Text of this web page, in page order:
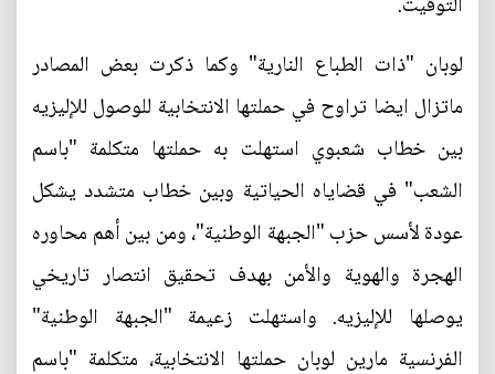
لوبان "ذات الطباع النارية" وكما ذكرت بعض المصادر
ماتزال ايضا تراوح في حملتها الانتخابية للوصول للإليزيه
بين خطاب شعبوي استهلت به حملتها متكلمة "باسم
الشعب" في قضاياه الحياتية وبين خطاب متشدد يشكل
عودة لأسس حزب "الجبهة الوطنية"، ومن بين أهم محاوره
الهجرة والهوية والأمن بهدف تحقيق انتصار تاريخي
يوصلها للإليزيه. واستهلت زعيمة "الجبهة الوطنية"
الفرنسية مارين لوبان حملتها الانتخابية، متكلمة "باسم